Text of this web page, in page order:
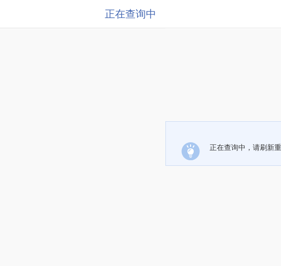
正在查询中
正在查询中，请刷新